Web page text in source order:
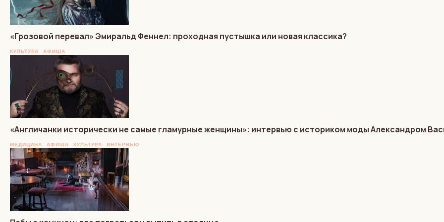
«Грозовой перевал» Эмиральд Феннел: проходная пустышка или новая классика?
КУЛЬТУРА АФИША
«Англичанки исторически не самые гламурные женщины»: интервью с историком моды Александром
МЕДИЦИНА АФИША КУЛЬТУРА ИНТЕРВЬЮ